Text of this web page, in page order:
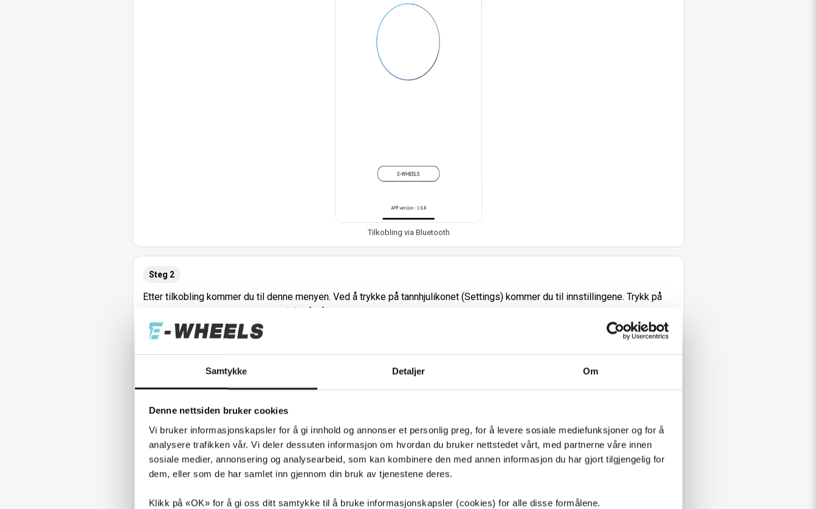
Samtykke Detaljer Om
Denne nettsiden bruker cookies
Vi bruker informasjonskapsler for å gi innhold og annonser et personlig preg, for å levere sosiale mediefunksjoner og for å
analysere trafikken vår. Vi deler dessuten informasjon om hvordan du bruker nettstedet vårt, med partnerne våre innen
sosiale medier, annonsering og analysearbeid, som kan kombinere den med annen informasjon du har gjort tilgjengelig for
dem, eller som de har samlet inn gjennom din bruk av tjenestene deres.
Klikk på «OK» for å gi oss ditt samtykke til å bruke informasjonskapsler (cookies) for alle disse formålene.
Tilkobling via Bluetooth
Steg 2
Etter tilkobling kommer du til denne menyen. Ved å trykke på tannhjulikonet (Settings) kommer du til innstillingene. Trykk på
Scooter (bilde av en sparkesykkel) for å gå til oversiktspanelet.